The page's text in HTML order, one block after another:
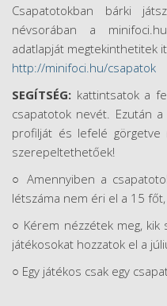
Csapatotokban bárki
névsorában a
adatlapját megtekinthetitek
http://minifoci.hu/csapatok
SEGÍTSÉG: kattintsatok a
csapatotok nevét. Ezután
profilját és lefelé görgetve
szerepeltethetőek!
○ Amennyiben a
létszáma nem éri el a 15
○ Kérem nézzétek meg,
játékosokat hozzatok el a
○ Egy játékos csak egy